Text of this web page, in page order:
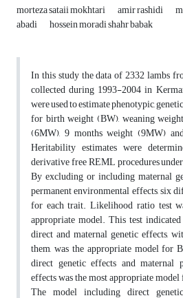
morteza sataii mokhtari amir rashidi
abadi
hossein moradi shahr babak
In this study the data of 2332 lambs
collected during 1993-2004 in
were used to estimate phenotypic,
for birth weight (BW), weaning
(6MW), 9 months weight (9MW)
Heritability estimates were
derivative free REML procedures
By excluding or including maternal
permanent environmental effects, six
for each trait. Likelihood ratio test
appropriate model. This test
direct and maternal genetic effects,
them, was the appropriate model for
direct genetic effects and maternal
effects was the most appropriate
The model including direct